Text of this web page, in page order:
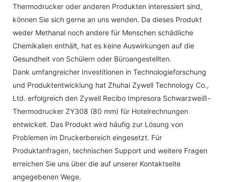
Thermodrucker oder anderen Produkten interessiert sind,
können Sie sich gerne an uns wenden. Da dieses Produkt
weder Methanal noch andere für Menschen schädliche
Chemikalien enthält, hat es keine Auswirkungen auf die
Gesundheit von Schülern oder Büroangestellten.
Dank umfangreicher Investitionen in Technologieforschung
und Produktentwicklung hat Zhuhai Zywell Technology Co.,
Ltd. erfolgreich den Zywell Recibo Impresora Schwarzweiß-
Thermodrucker ZY308 (80 mm) für Hotelrechnungen
entwickelt. Das Produkt wird häufig zur Lösung von
Problemen im Druckerbereich eingesetzt. Für
Produktanfragen, technischen Support und weitere Fragen
erreichen Sie uns über die auf unserer Kontaktseite
angegebenen Wege.